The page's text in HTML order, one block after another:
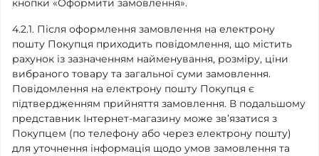
кнопки «Оформити замовлення».
4.2.1. Після оформлення замовлення на електрону
пошту Покупця приходить повідомлення, що містить
рахунок із зазначенням найменування, розміру, ціни
вибраного товару та загальної суми замовлення.
Повідомлення на електрону пошту Покупця є
підтвердженням прийняття замовлення. В подальшому
представник Інтернет-магазину може зв’язатися з
Покупцем (по телефону або через електрону пошту)
для уточнення інформація щодо умов замовлення та